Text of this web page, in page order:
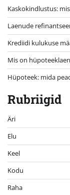
Kaskokindlustus:
Laenude
Krediidi kulukuse
Mis on
Hüpoteek: mida
Rubriigid
Äri
Elu
Keel
Kodu
Raha